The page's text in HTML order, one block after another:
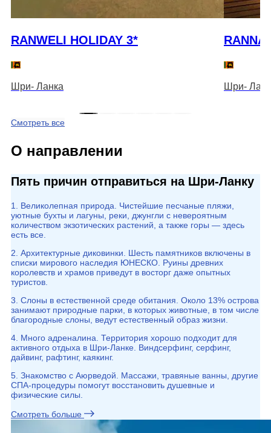
RANWELI HOLIDAY 3*
Шри- Ланка
RANNA
Шри-
Смотреть все
О направлении
Пять причин отправиться на Шри-Ланку
1. Великолепная природа. Чистейшие песчаные пляжи,
уютные бухты и лагуны, реки, джунгли с невероятным
количеством экзотических растений, а также горы — здесь
есть все.
2. Архитектурные диковинки. Шесть памятников включены в
списки мирового наследия ЮНЕСКО. Руины древних
королевств и храмов приведут в восторг даже опытных
туристов.
3. Слоны в естественной среде обитания. Около 13% острова
занимают природные парки, в которых животные, в том числе
благородные слоны, ведут естественный образ жизни.
4. Много адреналина. Территория хорошо подходит для
активного отдыха в Шри-Ланке. Виндсерфинг, серфинг,
дайвинг, рафтинг, каякинг.
5. Знакомство с Аюрведой. Массажи, травяные ванны, другие
СПА-процедуры помогут восстановить душевные и
физические силы.
Смотреть больше